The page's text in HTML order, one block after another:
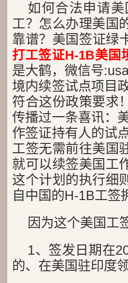
如何合法申请
工？怎么办理美国
靠谱？美国签证绿
打工签证H-1B美国
是大鹤，微信号
境内续签试点项目
符合这份政策要求
传播过一条喜讯：
作签证持有人的试
工签无需前往美国
就可以续签美国工
这个计划的执行细
自中国的H-1B工签
因为这个美国工
1、签发日期在
的、在美国驻印度